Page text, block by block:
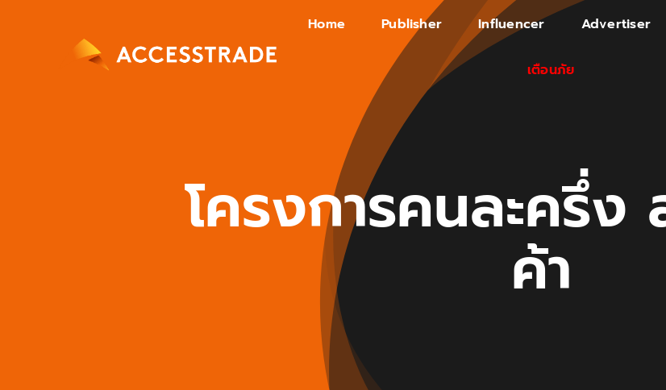
Home Publisher Influencer Advertiser
เตือนภัย
โครงการคนละครึ่ง
ค้า